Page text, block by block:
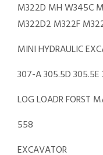
M322D MH W345C
M322D2 M322F
MINI HYDRAULIC
307-A 305.5D 305.5E
LOG LOADR FORST
558
EXCAVATOR